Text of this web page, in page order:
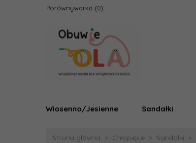
Porównywarka
Wiosenno/Jesienne Sandałki
Strona główna Chłopięce Sandałki